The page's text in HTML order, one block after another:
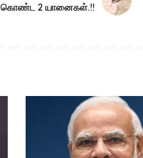
கொண்ட 2 யானைகள்.!!